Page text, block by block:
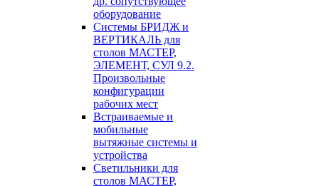
оборудование
Системы БРИДЖ и
ВЕРТИКАЛЬ для
столов МАСТЕР,
ЭЛЕМЕНТ, СУЛ 9.2.
Произвольные
конфигурации
рабочих мест
Встраиваемые и
мобильные
вытяжные системы и
устройства
Светильники для
столов МАСТЕР,